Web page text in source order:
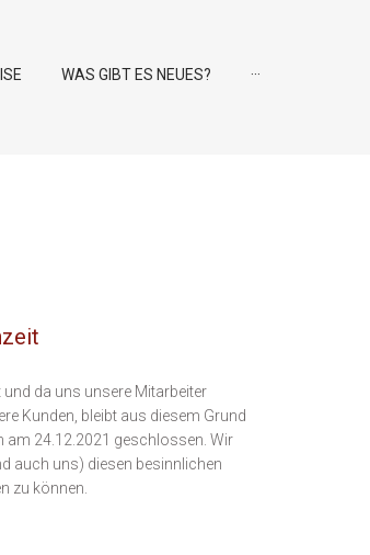
WAS GIBT ES NEUES? ···
da uns unsere Mitarbeiter
Kunden, bleibt aus diesem Grund
24.12.2021 geschlossen. Wir
auch uns) diesen besinnlichen
zu können.